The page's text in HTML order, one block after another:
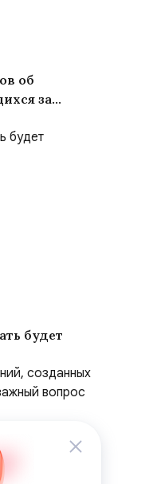
об
за
будет
созданных
вопрос